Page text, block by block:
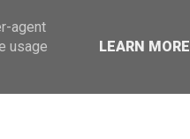
SOBRE MI
agent
usage
LEARN MORE